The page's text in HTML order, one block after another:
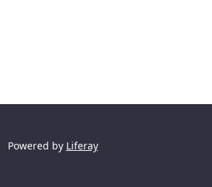
Powered by Liferay